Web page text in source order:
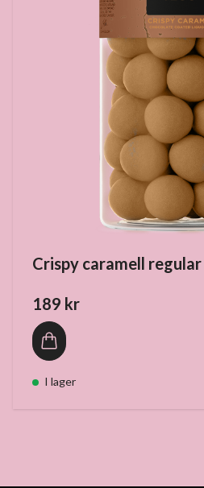
Crispy caramell regular
189 kr
I lager